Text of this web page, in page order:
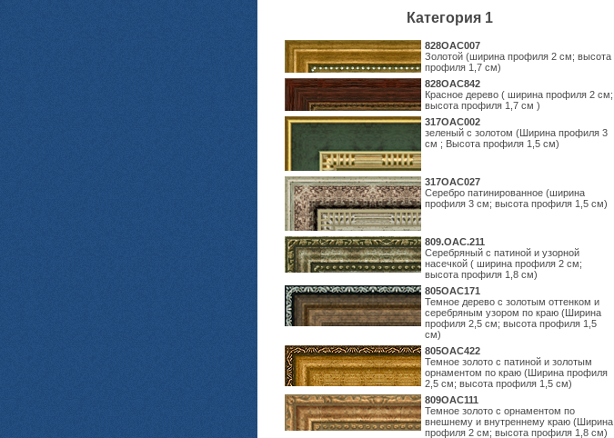
Категория 1
828OAC007
Золотой (ширина профиля 2 см; высота
профиля 1,7 см)
828OAC842
Красное дерево ( ширина профиля 2 см;
высота профиля 1,7 см )
317OAC002
зеленый с золотом (Ширина профиля 3
см ; Высота профиля 1,5 см)
317OAC027
Серебро патинированное (ширина
профиля 3 см; высота профиля 1,5 см)
809.ОАС.211
Серебряный с патиной и узорной
насечкой ( ширина профиля 2 см;
высота профиля 1,8 см)
805OAC171
Темное дерево с золотым оттенком и
серебряным узором по краю (Ширина
профиля 2,5 см; высота профиля 1,5
см)
805OAC422
Темное золото с патиной и золотым
орнаментом по краю (Ширина профиля
2,5 см; высота профиля 1,5 см)
809OAC111
Темное золото с орнаментом по
внешнему и внутреннему краю (Ширина
профиля 2 см; высота профиля 1,8 см)